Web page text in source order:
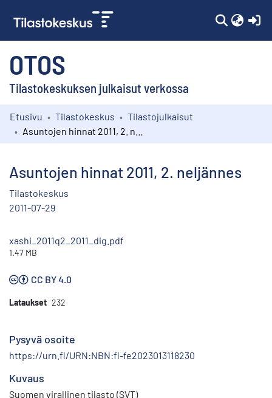
OTOS
Tilastokeskuksen julkaisut verkossa
Kokoelmat
Etusivu Tilastokeskus
Tilastojulkaisut
Asuntojen hinnat 2011, 2. neljännes
Tilastokeskus
2011-07-29
xashi_2011q2_2011_dig.pdf
1.47 MB
CC BY 4.0
Lataukset 232
Pysyvä osoite
https://urn.fi/URN:NBN:fi-fe2023013118230
Kuvaus
Suomen virallinen tilasto (SVT)